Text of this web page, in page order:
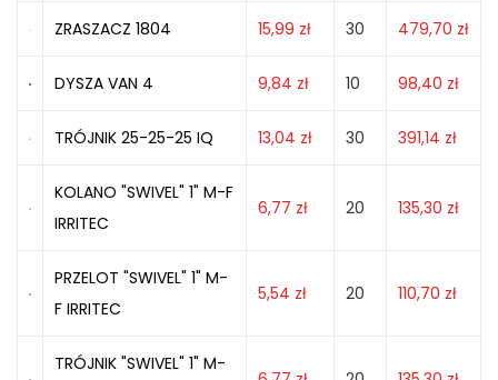
ZRASZACZ 1804 15,99 zł 30 479,70 zł
DYSZA VAN 4 9,84 zł 10 98,40 zł
TRÓJNIK 25-25-25 IQ 13,04 zł 30 391,14 zł
KOLANO "SWIVEL" 1" M-F
IRRITEC
6,77 zł 20 135,30 zł
PRZELOT "SWIVEL" 1" M-
F IRRITEC
5,54 zł 20 110,70 zł
TRÓJNIK "SWIVEL" 1" M-